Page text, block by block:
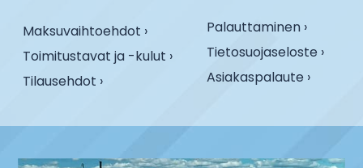
Maksuvaihtoehdot ›
Toimitustavat ja -kulut ›
Tilausehdot ›
Palauttaminen ›
Tietosuojaseloste ›
Asiakaspalaute ›